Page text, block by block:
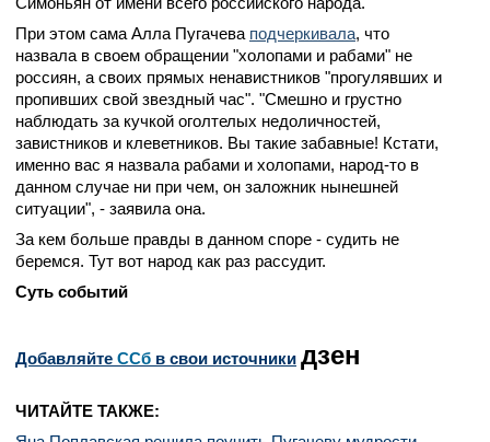
При этом сама Алла Пугачева подчеркивала, что
назвала в своем обращении "холопами и рабами" не
россиян, а своих прямых ненавистников "прогулявших и
пропивших свой звездный час". "Смешно и грустно
наблюдать за кучкой оголтелых недоличностей,
завистников и клеветников. Вы такие забавные! Кстати,
именно вас я назвала рабами и холопами, народ-то в
данном случае ни при чем, он заложник нынешней
ситуации", - заявила она.
За кем больше правды в данном споре - судить не
беремся. Тут вот народ как раз рассудит.
Суть событий
Добавляйте CСб в свои источники дзен
ЧИТАЙТЕ ТАКЖЕ: